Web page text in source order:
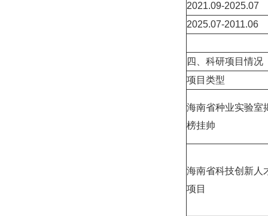
2021.09-2025.07
2025.07-2011.06
四、科研项目情况
项目类型
海南省种业实验室
榜挂帅
海南省科技创新人
项目